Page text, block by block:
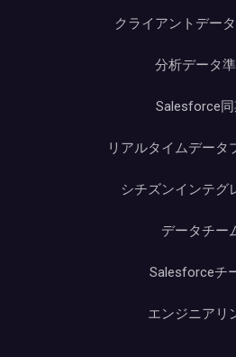
クライアントデー
分析データ
Salesforce同
リアルタイムデータ
シチズンインテグ
データチー
Salesforceチ
エンジニアリ